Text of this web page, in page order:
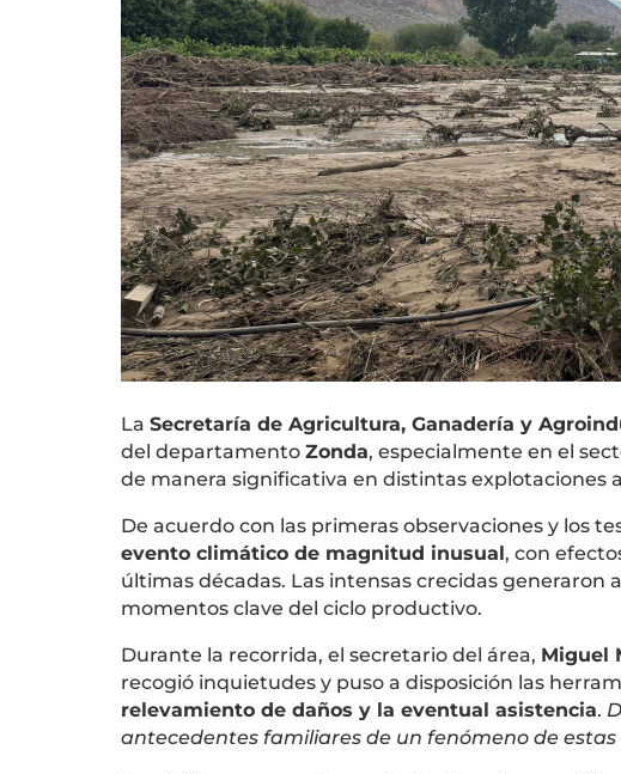
La Secretaría de Agricultura, Ganadería y
del departamento Zonda, especialmente en el
de manera significativa en distintas explotaciones
De acuerdo con las primeras observaciones y los
evento climático de magnitud inusual, con
últimas décadas. Las intensas crecidas
momentos clave del ciclo productivo.
Durante la recorrida, el secretario del área, Miguel
recogió inquietudes y puso a disposición las
relevamiento de daños y la eventual asistencia.
antecedentes familiares de un fenómeno de